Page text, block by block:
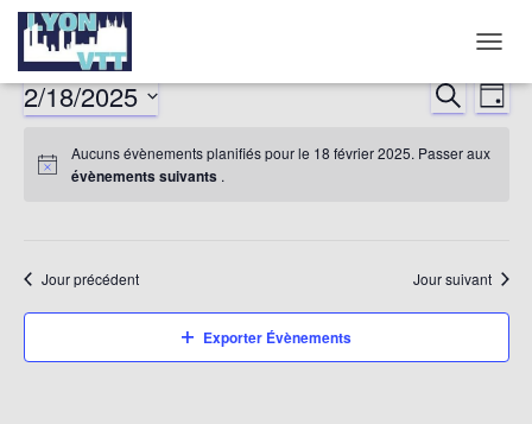
LA
et
de
vues
RECHERCHE
de
JOUR
2/18/2025
une
date.
Aucuns évènements planifiés pour le 18 février 2025. Passer aux
évènements suivants .
Jour précédent Jour suivant
Exporter Évènements